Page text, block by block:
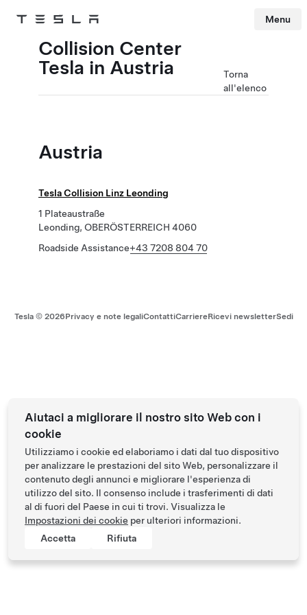
Tesla Menu
Collision Center
Tesla in Austria
Torna
all'elenco
Austria
Tesla Collision Linz Leonding
1 Plateaustraße
Leonding, OBERÖSTERREICH 4060
Roadside Assistance+43 7208 804 70
Tesla © 2026Privacy e note legaliContattiCarriereRicevi newsletterSedi
Aiutaci a migliorare il nostro sito Web con i
cookie
Utilizziamo i cookie ed elaboriamo i dati dal tuo dispositivo
per analizzare le prestazioni del sito Web, personalizzare il
contenuto degli annunci e migliorare l'esperienza di
utilizzo del sito. Il consenso include i trasferimenti di dati
al di fuori del Paese in cui ti trovi. Visualizza le
Impostazioni dei cookie per ulteriori informazioni.
Accetta
Rifiuta